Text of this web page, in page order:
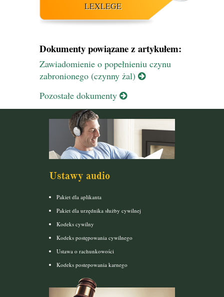
LEXLEGE
Dokumenty powiązane z artykułem:
Zawiadomienie o popełnieniu czynu
zabronionego (czynny żal)
Pozostałe dokumenty
Ustawy audio
Pakiet dla aplikanta
Pakiet dla urzędnika służby cywilnej
Kodeks cywilny
Kodeks postępowania cywilnego
Ustawa o rachunkowości
Kodeks postepowania karnego